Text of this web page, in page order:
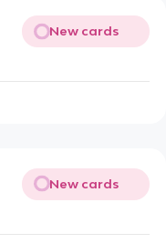
New cards
New cards